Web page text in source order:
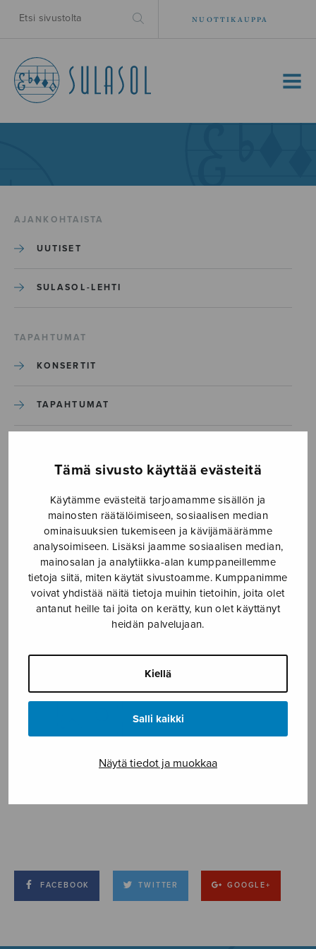
Tämä sivusto käyttää evästeitä
Käytämme evästeitä tarjoamamme sisällön ja
mainosten räätälöimiseen, sosiaalisen median
ominaisuuksien tukemiseen ja kävijämäärämme
analysoimiseen. Lisäksi jaamme sosiaalisen median,
mainosalan ja analytiikka-alan kumppaneillemme
tietoja siitä, miten käytät sivustoamme. Kumppanimme
voivat yhdistää näitä tietoja muihin tietoihin, joita olet
antanut heille tai joita on kerätty, kun olet käyttänyt
heidän palvelujaan.
Kiellä
Salli kaikki
Näytä tiedot ja muokkaa
NUOTTIKAUPPA
MENU
AJANKOHTAISTA
UUTISET
SULASOL-LEHTI
TAPAHTUMAT
KONSERTIT
TAPAHTUMAT
Tuikkikaa oi joulun tähtöset_S2668
Tuikkikaa oi joulun
tähtöset_S2668
FACEBOOK TWITTER GOOGLE+